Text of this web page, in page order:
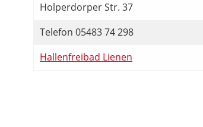
Holperdorper Str. 37
Telefon 05483 74 298
Hallenfreibad Lienen